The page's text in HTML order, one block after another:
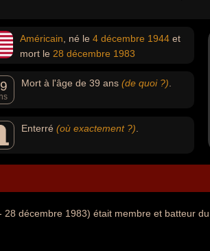
Américain , né le 4 décembre 1944 et
mort le 28 décembre 1983
Mort à l'âge de 39 ans (de quoi ?)
Enterré (où exactement ?)
28 décembre 1983) était membre et batteur